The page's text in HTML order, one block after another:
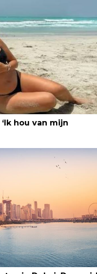
hou van mijn